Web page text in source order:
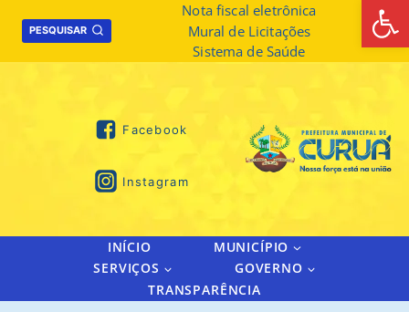
PESQUISAR
Nota fiscal eletrônica
Mural de Licitações
Sistema de Saúde
Facebook
Instagram
INÍCIO
MUNICÍPIO
SERVIÇOS
GOVERNO
TRANSPARÊNCIA